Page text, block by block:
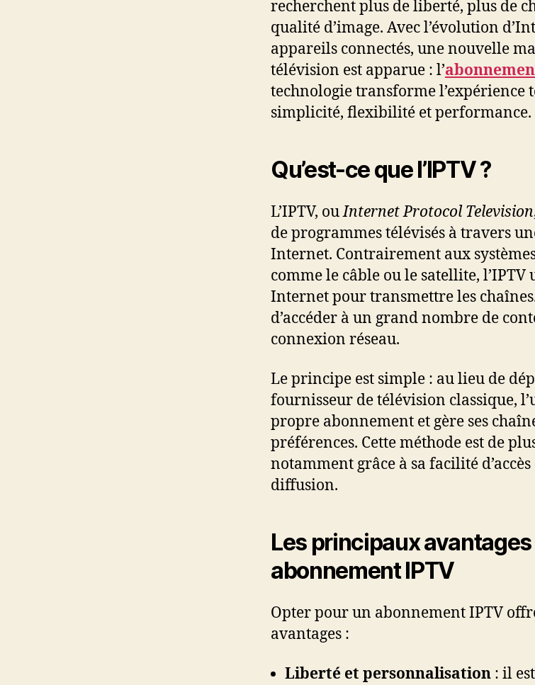
recherchent plus de liberté, plus de
qualité d’image. Avec l’évolution
appareils connectés, une nouvelle
télévision est apparue : l’
technologie transforme
simplicité, flexibilité et performance.
Qu’est-ce que l’IPTV ?
L’IPTV, ouInternet Protocol Television
de programmes télévisés à travers
Internet. Contrairement aux
comme le câble ou le satellite,
Internet pour transmettre les
d’accéder à un grand nombre de
connexion réseau.
Le principe est simple : au lieu de
fournisseur de télévision classique,
propre abonnement et gère ses
préférences. Cette méthode est de
notamment grâce à sa facilité
diffusion.
Les principaux avantages
abonnement IPTV
Opter pour un abonnement IPTV
avantages :
Liberté et personnalisation : il